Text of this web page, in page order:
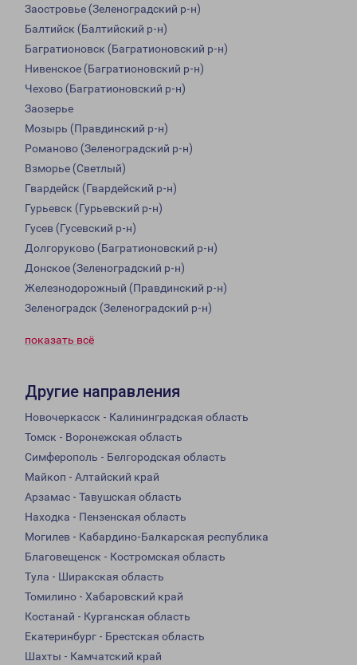
Заостровье (Зеленоградский р-н)
Балтийск (Балтийский р-н)
Багратионовск (Багратионовский р-н)
Нивенское (Багратионовский р-н)
Чехово (Багратионовский р-н)
Заозерье
Мозырь (Правдинский р-н)
Романово (Зеленоградский р-н)
Взморье (Светлый)
Гвардейск (Гвардейский р-н)
Гурьевск (Гурьевский р-н)
Гусев (Гусевский р-н)
Долгоруково (Багратионовский р-н)
Донское (Зеленоградский р-н)
Железнодорожный (Правдинский р-н)
Зеленоградск (Зеленоградский р-н)
показать всё
Другие направления
Новочеркасск - Калининградская область
Томск - Воронежская область
Симферополь - Белгородская область
Майкоп - Алтайский край
Арзамас - Тавушская область
Находка - Пензенская область
Могилев - Кабардино-Балкарская республика
Благовещенск - Костромская область
Тула - Ширакская область
Томилино - Хабаровский край
Костанай - Курганская область
Екатеринбург - Брестская область
Шахты - Камчатский край